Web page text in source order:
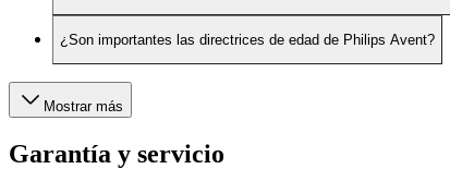
¿Son importantes las directrices de edad de Philips Avent?
Mostrar más
Garantía y servicio